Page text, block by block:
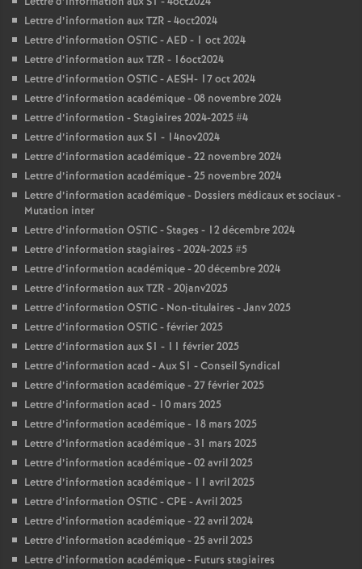
Lettre d’information aux TZR - 4oct2024
Lettre d’information OSTIC - AED - 1 oct 2024
Lettre d’information aux TZR - 16oct2024
Lettre d’information OSTIC - AESH- 17 oct 2024
Lettre d’information académique - 08 novembre 2024
Lettre d’information - Stagiaires 2024-2025 #4
Lettre d’information aux S1 - 14nov2024
Lettre d’information académique - 22 novembre 2024
Lettre d’information académique - 25 novembre 2024
Lettre d’information académique - Dossiers médicaux et sociaux -
Mutation inter
Lettre d’information OSTIC - Stages - 12 décembre 2024
Lettre d’information stagiaires - 2024-2025 #5
Lettre d’information académique - 20 décembre 2024
Lettre d’information aux TZR - 20janv2025
Lettre d’information OSTIC - Non-titulaires - Janv 2025
Lettre d’information OSTIC - février 2025
Lettre d’information aux S1 - 11 février 2025
Lettre d’information acad - Aux S1 - Conseil Syndical
Lettre d’information académique - 27 février 2025
Lettre d’information acad - 10 mars 2025
Lettre d’information académique - 18 mars 2025
Lettre d’information académique - 31 mars 2025
Lettre d’information académique - 02 avril 2025
Lettre d’information académique - 11 avril 2025
Lettre d’information OSTIC - CPE - Avril 2025
Lettre d’information académique - 22 avril 2024
Lettre d’information académique - 25 avril 2025
Lettre d’information académique - Futurs stagiaires